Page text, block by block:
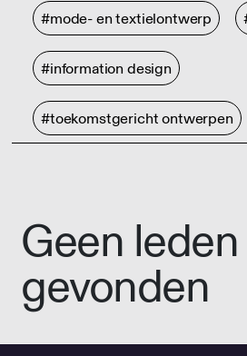
#mode- en textielontwerp
#information design
#toekomstgericht ontwerpen
Geen leden
gevonden